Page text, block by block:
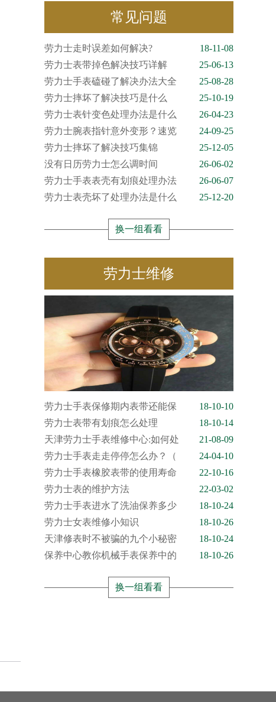
常见问题
劳力士走时误差如何解决?
18-11-08
劳力士表带掉色解决技巧详解
25-06-13
劳力士手表磕碰了解决办法大全
25-08-28
劳力士摔坏了解决技巧是什么
25-10-19
劳力士表针变色处理办法是什么
26-04-23
劳力士腕表指针意外变形？速览
24-09-25
劳力士摔坏了解决技巧集锦
25-12-05
没有日历劳力士怎么调时间
26-06-02
劳力士手表表壳有划痕处理办法
26-06-07
劳力士表壳坏了处理办法是什么
25-12-20
换一组看看
劳力士维修
劳力士手表保修期内表带还能保
18-10-10
劳力士表带有划痕怎么处理
18-10-14
天津劳力士手表维修中心:如何处
21-08-09
劳力士手表走走停停怎么办？（
24-04-10
劳力士手表橡胶表带的使用寿命
22-10-16
劳力士表的维护方法
22-03-02
劳力士手表进水了洗油保养多少
18-10-24
劳力士女表维修小知识
18-10-26
天津修表时不被骗的九个小秘密
18-10-24
保养中心教你机械手表保养中的
18-10-26
换一组看看